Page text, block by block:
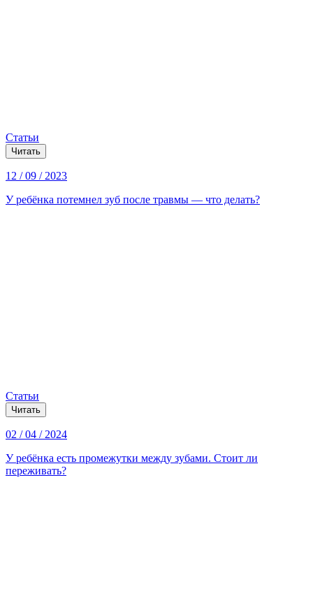
Статьи
Читать
12 / 09 / 2023
У ребёнка потемнел зуб после травмы — что делать?
Статьи
Читать
02 / 04 / 2024
У ребёнка есть промежутки между зубами. Стоит ли
переживать?